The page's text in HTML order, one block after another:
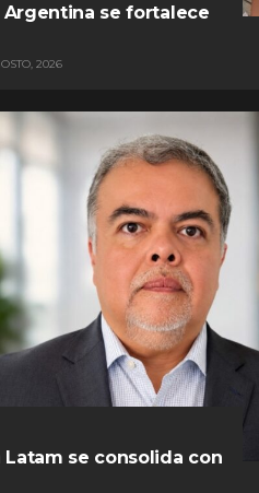
se fortalece
2026
Latam se consolida con